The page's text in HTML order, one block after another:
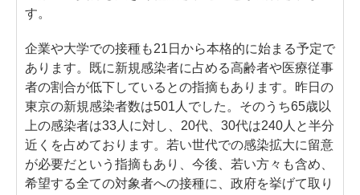
す。
企業や大学での接種も21日から本格的に始まる予定で
あります。既に新規感染者に占める高齢者や医療従事
者の割合が低下しているとの指摘もあります。昨日の
東京の新規感染者数は501人でした。そのうち65歳以
上の感染者は33人に対し、20代、30代は240人と半分
近くを占めております。若い世代での感染拡大に留意
が必要だという指摘もあり、今後、若い方々も含め、
希望する全ての対象者への接種に、政府を挙げて取り